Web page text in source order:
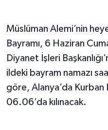
Müslüman Alemi’nin
Bayramı, 6 Haziran
Diyanet İşleri
ildeki bayram namazı
göre, Alanya’da Kurban
06.06’da kılınacak.